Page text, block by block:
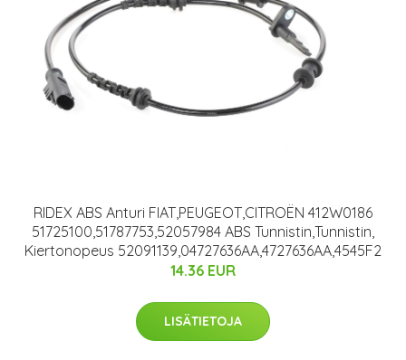
RIDEX ABS Anturi FIAT,PEUGEOT,CITROËN 412W0186
51725100,51787753,52057984 ABS Tunnistin,Tunnistin,
Kiertonopeus 52091139,04727636AA,4727636AA,4545F2
14.36 EUR
LISÄTIETOJA